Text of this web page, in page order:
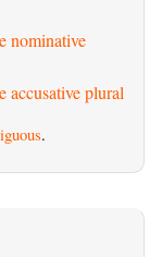
nominative
accusative plural
.